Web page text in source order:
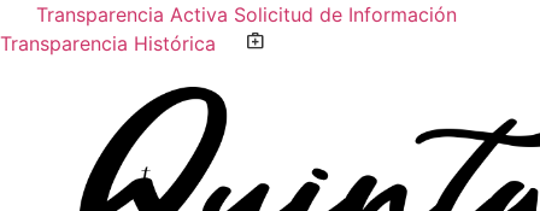
Transparencia Activa Solicitud de Información
Transparencia Histórica
medical_services